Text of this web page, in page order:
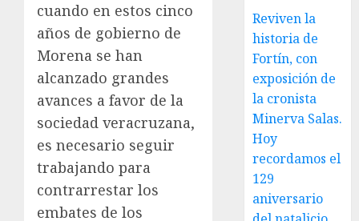
cuando en estos cinco
años de gobierno de
Morena se han
alcanzado grandes
avances a favor de la
sociedad veracruzana,
es necesario seguir
trabajando para
contrarrestar los
embates de los
Reviven la
historia de
Fortín, con
exposición de
la cronista
Minerva Salas.
Hoy
recordamos el
129
aniversario